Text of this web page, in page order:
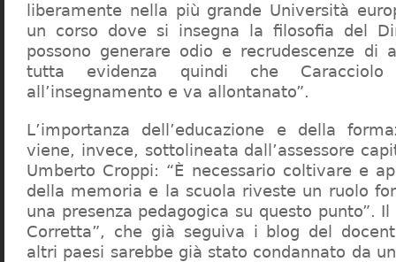
liberamente nella più grande Università
un corso dove si insegna la filosofia del
possono generare odio e recrudescenze di
tutta evidenza quindi che
all’insegnamento e va allontanato”.
L’importanza dell’educazione e della
viene, invece, sottolineata dall’assessore
Umberto Croppi: “È necessario coltivare e
della memoria e la scuola riveste un ruolo
una presenza pedagogica su questo punto”.
Corretta”, che già seguiva i blog del
altri paesi sarebbe già stato condannato da